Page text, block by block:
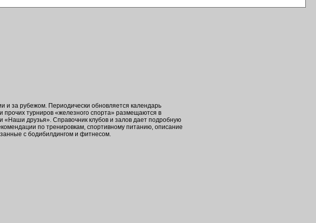
и за рубежом. Периодически обновляется календарь
прочих турниров «железного спорта» размещаются в
друзья». Справочник клубов и залов дает подробную
по тренировкам, спортивному питанию, описание
с бодибилдингом и фитнесом.